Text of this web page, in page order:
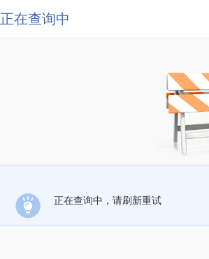
正在查询中
正在查询中，请刷新重试